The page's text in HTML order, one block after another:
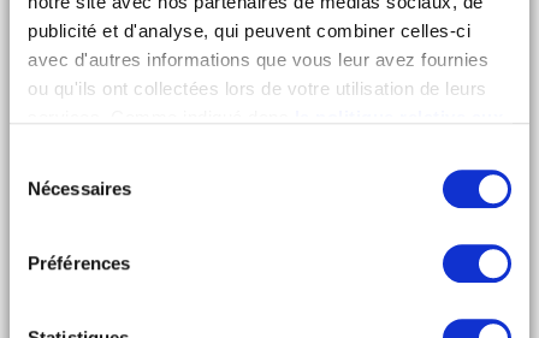
publicité et d'analyse, qui peuvent combiner celles-ci
avec d'autres informations que vous leur avez fournies
ou qu'ils ont collectées lors de votre utilisation de leurs
cliquant sur « tout autoriser » ; vous refusez ce dépôt de
cookies (sauf cookies nécessaires) en cliquant sur « tout
paramétrer vos choix en fonction de la finalité des
autoriser ma sélection ». Vous pouvez retirer votre
Nécessaires
Préférences